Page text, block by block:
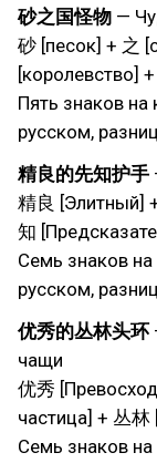
砂之国怪物 —
砂 [песок] + 之
[королевство]
Пять знаков
русском,
精良的先知护手
精良 [Элитный]
知
Семь знаков
русском,
优秀的丛林头环
чащи
优秀
частица] + 丛
Семь знаков на